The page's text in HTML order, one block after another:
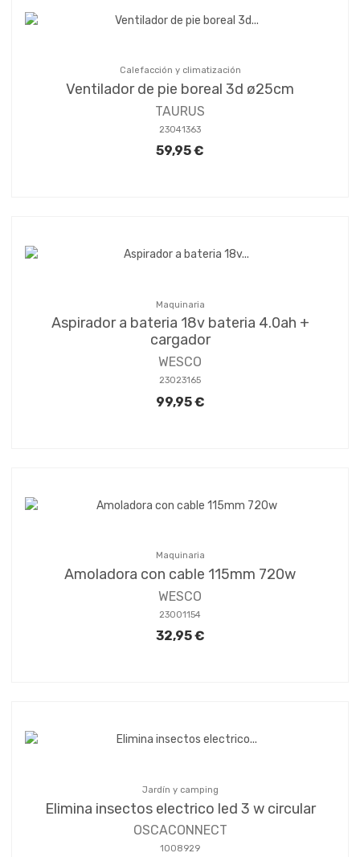
Calefacción y climatización
Ventilador de pie boreal 3d ø25cm
TAURUS
23041363
59,95 €
Maquinaria
Aspirador a bateria 18v bateria 4.0ah +
cargador
WESCO
23023165
99,95 €
Maquinaria
Amoladora con cable 115mm 720w
WESCO
23001154
32,95 €
Jardín y camping
Elimina insectos electrico led 3 w circular
OSCACONNECT
1008929